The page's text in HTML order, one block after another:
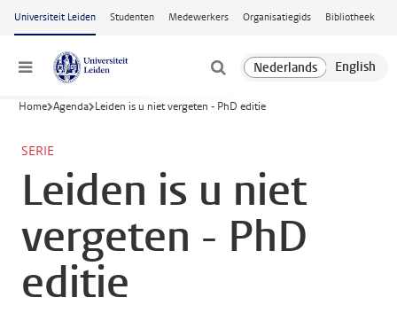
Ga naar hoofdinhoud
Universiteit Leiden Studenten Medewerkers Organisatiegids Bibliotheek
Menu
Home Agenda Leiden is u niet vergeten - PhD editie
SERIE
Leiden is u niet
vergeten - PhD
editie